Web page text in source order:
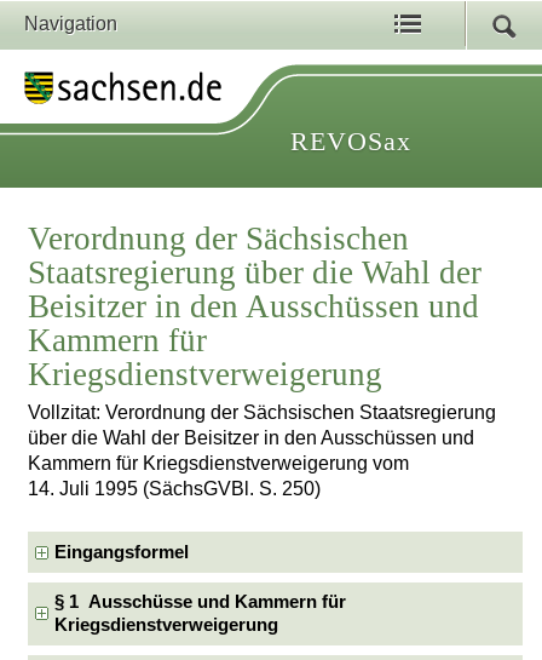
Navigation
REVOSax
Verordnung der Sächsischen
Staatsregierung über die Wahl der
Beisitzer in den Ausschüssen und
Kammern für
Kriegsdienstverweigerung
Vollzitat: Verordnung der Sächsischen Staatsregierung
über die Wahl der Beisitzer in den Ausschüssen und
Kammern für Kriegsdienstverweigerung vom
14. Juli 1995 (SächsGVBl. S. 250)
Eingangsformel
§ 1 Ausschüsse und Kammern für
Kriegsdienstverweigerung